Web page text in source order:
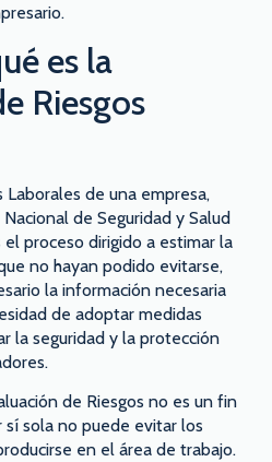
es la
Riesgos
Laborales de una empresa,
de Seguridad y Salud
el proceso dirigido a estimar la
no hayan podido evitarse,
la información necesaria
de adoptar medidas
la seguridad y la protección
de Riesgos no es un fin
sí sola no puede evitar los
en el área de trabajo.